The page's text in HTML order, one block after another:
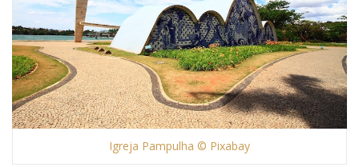
Igreja Pampulha © Pixabay